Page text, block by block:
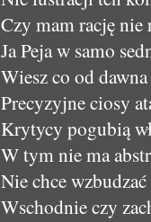
Czy mam rację
Ja Peja w samo
Wiesz co od
Precyzyjne ciosy
Krytycy pogubią
W tym nie ma
Nie chce wzbudzać
Wschodnie czy